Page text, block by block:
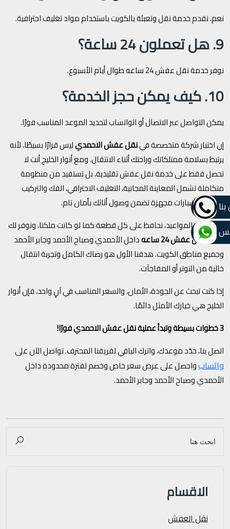
نعم، نقدم خدمة نقل وتعبئة بالكويت باستخدام مواد تغليف احترافية.
9. هل تعملون 24 ساعة؟
نوفر خدمة نقل عفش 24 ساعه طوال أيام الأسبوع.
10. كيف يمكن حجز الخدمة؟
يمكن التواصل عبر الاتصال أو الواتساب لتحديد الموعد المناسب فورًا.
إن اختيار شركة متخصصة فينقل عفش الاحمديليس قرارًا بسيطًا، لأنه
يرتبط بسلامة ممتلكاتك وراحتك أثناء الانتقال. ومع أنوار الخليج أنت لا
تحصل فقط على خدمة نقل عفش تقليدية، بل تستفيد من منظومة
متكاملة تشمل المعاينة المجانية، التغليف الاحترافي، الفك والتركيب
الدقيق، وسيارات مجهزة تضمن وصول أثاثك بأمان تام.
نحن نلتزم بالمواعيد، نحافظ على كل قطعة كما لو كانت ملكنا، ونوفر لك
خدمةنقل عفش 24 ساعه
داخل الأحمدي وصباح الأحمد وجابر الأحمد
وجميع مناطق الكويت. هدفنا الأول هو رضاك الكامل وتجربة انتقال
خالية من التوتر أو المفاجآت.
إذا كنت تبحث عن الجودة، الأمان، والسعر المناسب في آنٍ واحد، فإن أنوار
الخليج هي خيارك الأمثل دائمًا.
3 خطوات بسيطة وتبدأ عملية نقل عفش الاحمدي فورًا!
اتصل بنا، حدّد موعدك، واترك الباقي لفريقنا المحترف. تواصل الآن على
واتسابواحصل على عرض سعر خاص وخصم لفترة محدودة داخل
الأحمدي وصباح الأحمد وجابر الأحمد.
الاقسام
نقل العفش